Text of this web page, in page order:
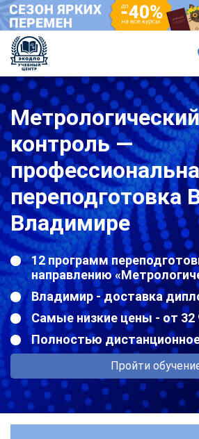
Метрологический
контроль —
переподготовка
Владимире
12 программ
направлению
Владимир - доставка
Самые низкие цены - от 32
Полностью
Пройти